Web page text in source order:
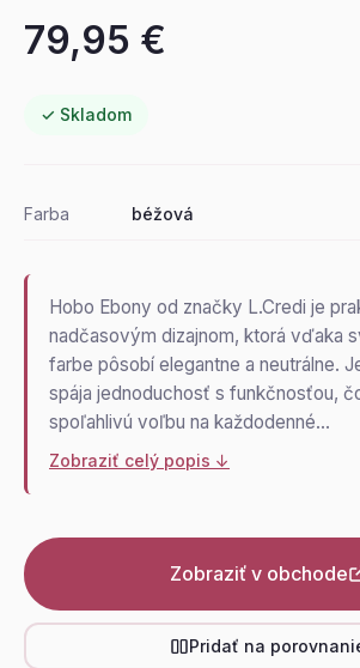
79,95 €
✓ Skladom
Farba béžová
Hobo Ebony od značky L.Credi je
nadčasovým dizajnom, ktorá vďaka
farbe pôsobí elegantne a neutrálne.
spája jednoduchosť s funkčnosťou,
spoľahlivú voľbu na každodenné…
Zobraziť celý popis ↓
Zobraziť v obchode
Pridať na